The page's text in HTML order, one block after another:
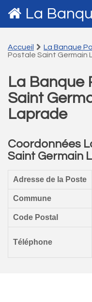
La
Accueil La Banque
Postale Saint Germain
La Banque
Saint
Laprade
Coordonnées
Saint Germain
Adresse de la Poste
Commune
Code Postal
Téléphone